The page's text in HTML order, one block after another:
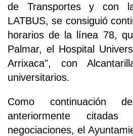
de Transportes y con
LATBUS, se consiguió
horarios de la línea 78,
Palmar, el Hospital
Arrixaca", con
universitarios.
Como continuación
anteriormente
negociaciones, el